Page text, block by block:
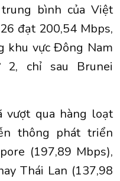
bình của Việt
đạt 200,54 Mbps,
khu vực Đông Nam
chỉ sau Brunei
vượt qua hàng loạt
thông phát triển
(197,89 Mbps),
Thái Lan (137,98